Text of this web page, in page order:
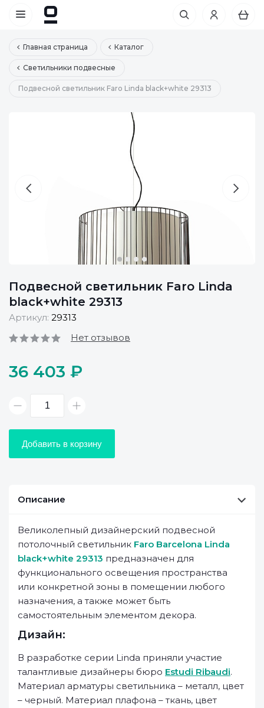
Главная страница Каталог
Светильники подвесные
Подвесной светильник Faro Linda black+white 29313
Подвесной светильник Faro Linda
black+white 29313
Артикул: 29313
Нет отзывов
36 403 ₽
Добавить в корзину
Описание
Великолепный дизайнерский подвесной
потолочный светильник Faro Barcelona Linda
black+white 29313 предназначен для
функционального освещения пространства
или конкретной зоны в помещении любого
назначения, а также может быть
самостоятельным элементом декора.
Дизайн:
В разработке серии Linda приняли участие
талантливые дизайнеры бюро Estudi Ribaudi.
Материал арматуры светильника – металл, цвет
– черный. Материал плафона – ткань, цвет